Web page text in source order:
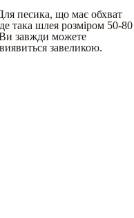
песика, що має обхват
така шлея розміром 50-80
завжди можете
завеликою.